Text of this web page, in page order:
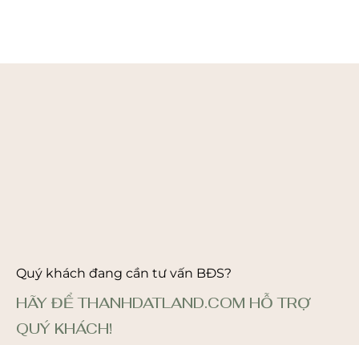
Quý khách đang cần tư vấn BĐS?
HÃY ĐỂ THANHDATLAND.COM HỖ TRỢ
QUÝ KHÁCH!